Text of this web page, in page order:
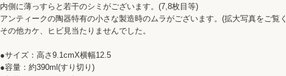
内側に薄っすらと若干のシミがございます。(7,8枚目等)
アンティークの陶器特有の小さな製造時のムラがございます。(拡大写真をご覧
その他カケ、ヒビ見当たりませんでした。
●サイズ：高さ9.1cmX横幅12.5
●容量：約390ml(すり切り)